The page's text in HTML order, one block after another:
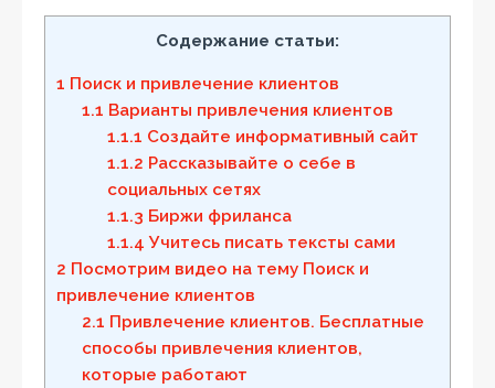
Содержание статьи:
1 Поиск и привлечение клиентов
1.1 Варианты привлечения клиентов
1.1.1 Создайте информативный сайт
1.1.2 Рассказывайте о себе в
социальных сетях
1.1.3 Биржи фриланса
1.1.4 Учитесь писать тексты сами
2 Посмотрим видео на тему Поиск и
привлечение клиентов
2.1 Привлечение клиентов. Бесплатные
способы привлечения клиентов,
которые работают